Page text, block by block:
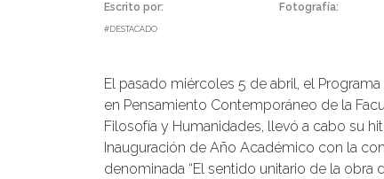
Escrito por: Fotografía:
#DESTACADO
El pasado miércoles 5 de abril, el
en Pensamiento Contemporáneo de la
Filosofía y Humanidades, llevó a cabo su
Inauguración de Año Académico con la
denominada “El sentido unitario de la obra